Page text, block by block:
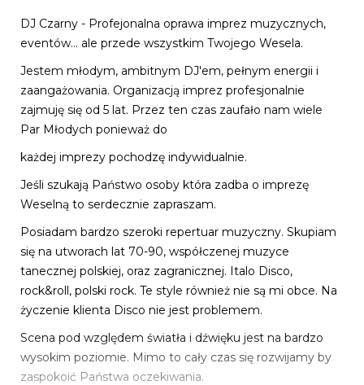
DJ Czarny - Profejonalna oprawa imprez muzycznych,
eventów... ale przede wszystkim Twojego Wesela.
Jestem młodym, ambitnym DJ'em, pełnym energii i
zaangażowania. Organizacją imprez profesjonalnie
zajmuję się od 5 lat. Przez ten czas zaufało nam wiele
Par Młodych ponieważ do
każdej imprezy pochodzę indywidualnie.
Jeśli szukają Państwo osoby która zadba o imprezę
Weselną to serdecznie zapraszam.
Posiadam bardzo szeroki repertuar muzyczny. Skupiam
się na utworach lat 70-90, współczenej muzyce
tanecznej polskiej, oraz zagranicznej. Italo Disco,
rock&roll, polski rock. Te style również nie są mi obce. Na
życzenie klienta Disco nie jest problemem.
Scena pod względem światła i dźwięku jest na bardzo
wysokim poziomie. Mimo to cały czas się rozwijamy by
zaspokoić Państwa oczekiwania.